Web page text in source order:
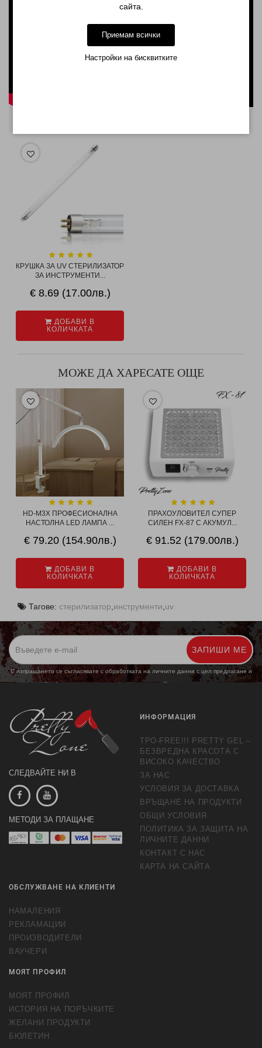
КРУШКА ЗА UV СТЕРИЛИЗАТОР
ЗА ИНСТРУМЕНТИ...
€ 8.69 (17.00лв.)
ДОБАВИ В
КОЛИЧКАТА
МОЖЕ ДА ХАРЕСАТЕ ОЩЕ
HD-M3X ПРОФЕСИОНАЛНА
НАСТОЛНА LED ЛАМПА ...
€ 79.20 (154.90лв.)
ДОБАВИ В
КОЛИЧКАТА
ПРАХОУЛОВИТЕЛ СУПЕР
СИЛЕН FX-87 С АКУМУЛ...
€ 91.52 (179.00лв.)
ДОБАВИ В
КОЛИЧКАТА
Тагове: стерилизатор инструменти uv
ЗАПИШИ МЕ
С изпращането се съгласявате с обработката на личните данни с цел предлагане и
обработка на маркетингови предложения. Повече информация
СЛЕДВАЙТЕ НИ В
МЕТОДИ ЗА ПЛАЩАНЕ
ИНФОРМАЦИЯ
TPO-FREE!!! PRETTY GEL –
БЕЗВРЕДНА КРАСОТА С
ВИСОКО КАЧЕСТВО
ЗА НАС
УСЛОВИЯ ЗА ДОСТАВКА
ВРЪЩАНЕ НА ПРОДУКТИ
ОБЩИ УСЛОВИЯ
ПОЛИТИКА ЗА ЗАЩИТА НА
ЛИЧНИТЕ ДАННИ
КОНТАКТ С НАС
КАРТА НА САЙТА
ОБСЛУЖВАНЕ НА КЛИЕНТИ
НАМАЛЕНИЯ
РЕКЛАМАЦИИ
ПРОИЗВОДИТЕЛИ
ВАУЧЕРИ
МОЯТ ПРОФИЛ
МОЯТ ПРОФИЛ
ИСТОРИЯ НА ПОРЪЧКИТЕ
ЖЕЛАНИ ПРОДУКТИ
БЮЛЕТИН
сайта.
Приемам всички
Настройки на бисквитките